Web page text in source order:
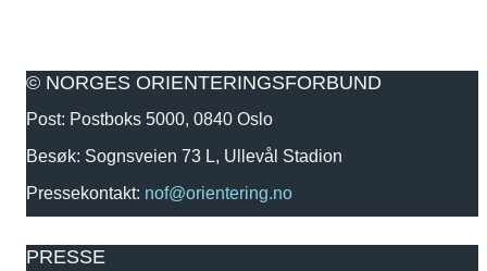
© NORGES ORIENTERINGSFORBUND
Post: Postboks 5000, 0840 Oslo
Besøk: Sognsveien 73 L, Ullevål Stadion
Pressekontakt: nof@orientering.no
PRESSE